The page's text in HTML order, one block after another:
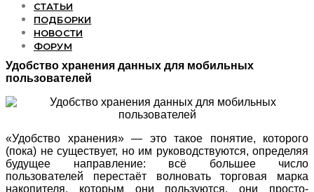
СТАТЬИ
ПОДБОРКИ
НОВОСТИ
ФОРУМ
Удобство хранения данных для мобильных
пользователей
«Удобство хранения» — это такое понятие, которого
(пока) не существует, но им руководствуются, определяя
будущее направление: всё большее число
пользователей перестаёт волновать торговая марка
накопителя, которым они пользуются, они просто-